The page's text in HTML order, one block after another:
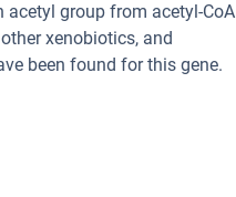
acetyl group from acetyl-CoA
xenobiotics, and
been found for this gene.